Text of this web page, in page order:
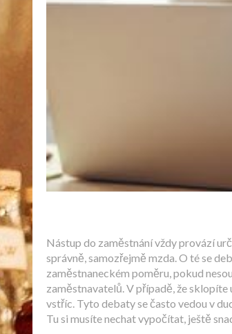
Nástup do zaměstnání vždy provází
správně, samozřejmě mzda. O té se
zaměstnaneckém poměru, pokud
zaměstnavatelů. V případě, že sklopíte
vstříc. Tyto debaty se často vedou v
Tu si musíte nechat vypočítat, ještě